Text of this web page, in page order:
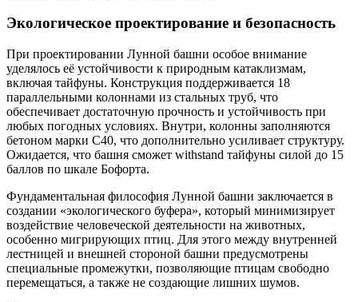
Экологическое проектирование и безопасность
При проектировании Лунной башни особое внимание
уделялось её устойчивости к природным катаклизмам,
включая тайфуны. Конструкция поддерживается 18
параллельными колоннами из стальных труб, что
обеспечивает достаточную прочность и устойчивость при
любых погодных условиях. Внутри, колонны заполняются
бетоном марки C40, что дополнительно усиливает структуру.
Ожидается, что башня сможет withstand тайфуны силой до 15
баллов по шкале Бофорта.
Фундаментальная философия Лунной башни заключается в
создании «экологического буфера», который минимизирует
воздействие человеческой деятельности на животных,
особенно мигрирующих птиц. Для этого между внутренней
лестницей и внешней стороной башни предусмотрены
специальные промежутки, позволяющие птицам свободно
перемещаться, а также не создающие лишних шумов.